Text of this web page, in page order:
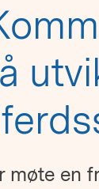
møte en